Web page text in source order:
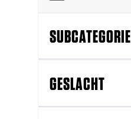
SUBCATEGORIE
GESLACHT